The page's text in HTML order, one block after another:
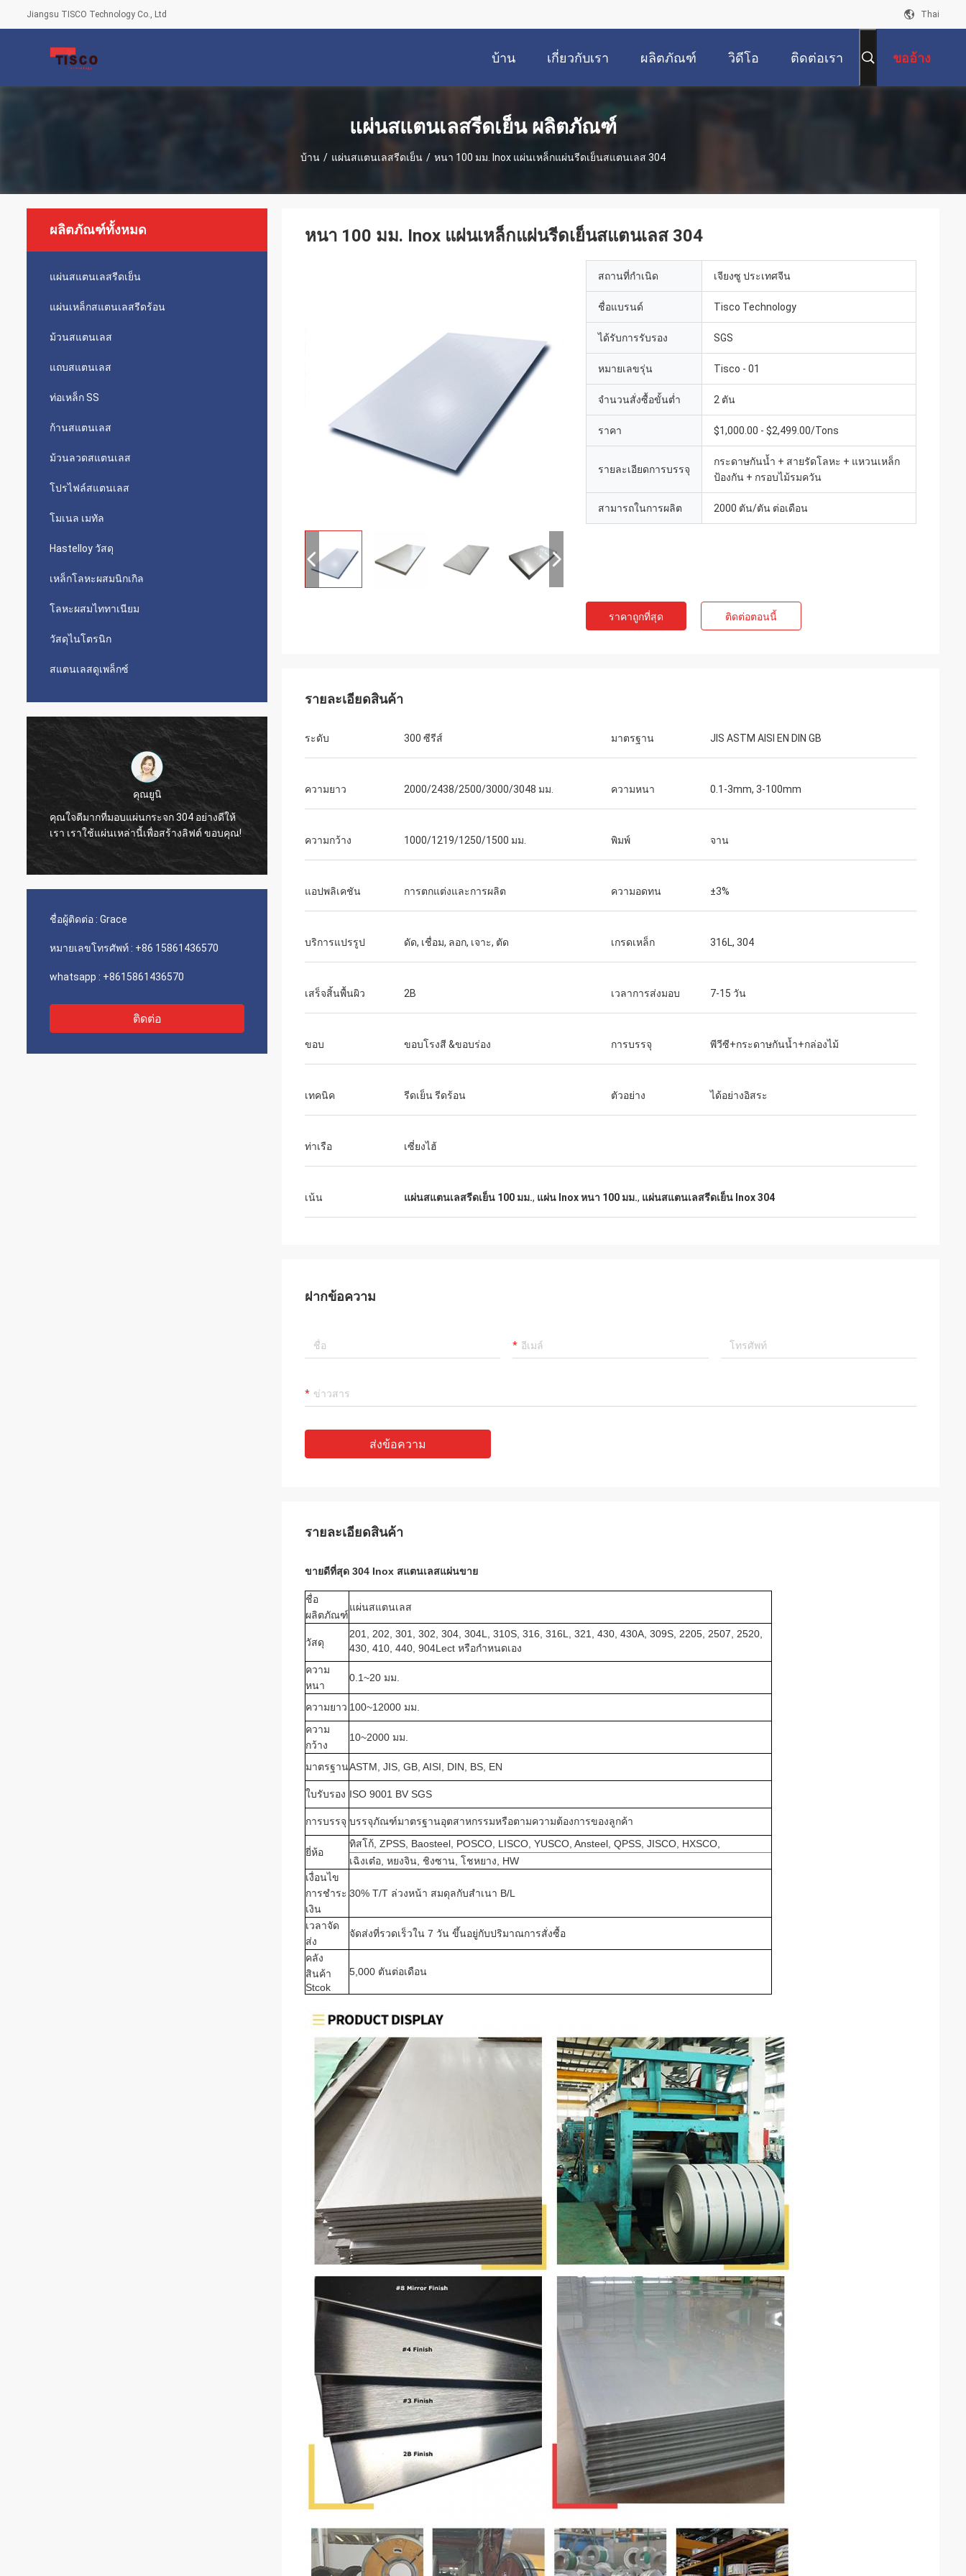
Jiangsu TISCO Technology Co., Ltd Thai
บ้าน เกี่ยวกับเรา ผลิตภัณฑ์ วิดีโอ ติดต่อเรา ขออ้าง
แผ่นสแตนเลสรีดเย็น ผลิตภัณฑ์
บ้าน / แผ่นสแตนเลสรีดเย็น / หนา 100 มม. Inox แผ่นเหล็กแผ่นรีดเย็นสแตนเลส 304
ผลิตภัณฑ์ทั้งหมด
แผ่นสแตนเลสรีดเย็น
แผ่นเหล็กสแตนเลสรีดร้อน
ม้วนสแตนเลส
แถบสแตนเลส
ท่อเหล็ก SS
ก้านสแตนเลส
ม้วนลวดสแตนเลส
โปรไฟล์สแตนเลส
โมเนล เมทัล
Hastelloy วัสดุ
เหล็กโลหะผสมนิกเกิล
โลหะผสมไททาเนียม
วัสดุไนโตรนิก
สแตนเลสดูเพล็กซ์
คุณยูนิ
คุณใจดีมากที่มอบแผ่นกระจก 304 อย่างดีให้
เรา เราใช้แผ่นเหล่านี้เพื่อสร้างลิฟต์ ขอบคุณ!
Diego Nemer
nice seamless pipes!
ชื่อผู้ติดต่อ : Grace
หมายเลขโทรศัพท์ : +86 15861436570
whatsapp : +8615861436570
ติดต่อ
หนา 100 มม. Inox แผ่นเหล็กแผ่นรีดเย็นสแตนเลส 304
สถานที่กำเนิด เจียงซู ประเทศจีน
ชื่อแบรนด์ Tisco Technology
ได้รับการรับรอง SGS
หมายเลขรุ่น Tisco - 01
จำนวนสั่งซื้อขั้นต่ำ 2 ตัน
ราคา $1,000.00 - $2,499.00/Tons
รายละเอียดการบรรจุ
กระดาษกันน้ำ + สายรัดโลหะ + แหวนเหล็ก
ป้องกัน + กรอบไม้รมควัน
สามารถในการผลิต 2000 ตัน/ตัน ต่อเดือน
ราคาถูกที่สุด ติดต่อตอนนี้
รายละเอียดสินค้า
ระดับ 300 ซีรีส์ มาตรฐาน JIS ASTM AISI EN DIN GB
ความยาว 2000/2438/2500/3000/3048 มม. ความหนา 0.1-3mm, 3-100mm
ความกว้าง 1000/1219/1250/1500 มม. พิมพ์ จาน
แอปพลิเคชัน การตกแต่งและการผลิต ความอดทน ±3%
บริการแปรรูป ดัด, เชื่อม, ลอก, เจาะ, ตัด เกรดเหล็ก 316L, 304
เสร็จสิ้นพื้นผิว 2B เวลาการส่งมอบ 7-15 วัน
ขอบ ขอบโรงสี &ขอบร่อง การบรรจุ พีวีซี+กระดาษกันน้ำ+กล่องไม้
เทคนิค รีดเย็น รีดร้อน ตัวอย่าง ได้อย่างอิสระ
ท่าเรือ เซี่ยงไฮ้
เน้น แผ่นสแตนเลสรีดเย็น 100 มม., แผ่น Inox หนา 100 มม., แผ่นสแตนเลสรีดเย็น Inox 304
ฝากข้อความ
ส่งข้อความ
รายละเอียดสินค้า
ขายดีที่สุด 304 Inox สแตนเลสแผ่นขาย
ชื่อ
ผลิตภัณฑ์
แผ่นสแตนเลส
วัสดุ
201, 202, 301, 302, 304, 304L, 310S, 316, 316L, 321, 430, 430A, 309S, 2205, 2507, 2520,
430, 410, 440, 904Lect หรือกำหนดเอง
ความ
หนา
0.1~20 มม.
ความยาว 100~12000 มม.
ความ
กว้าง
10~2000 มม.
มาตรฐานASTM, JIS, GB, AISI, DIN, BS, EN
ใบรับรอง ISO 9001 BV SGS
การบรรจุ บรรจุภัณฑ์มาตรฐานอุตสาหกรรมหรือตามความต้องการของลูกค้า
ยี่ห้อ
ทิสโก้, ZPSS, Baosteel, POSCO, LISCO, YUSCO, Ansteel, QPSS, JISCO, HXSCO,
เฉิงเต๋อ, หยงจิน, ชิงซาน, โชหยาง, HW
เงื่อนไข
การชำระ
เงิน
30% T/T ล่วงหน้า สมดุลกับสำเนา B/L
เวลาจัด
ส่ง
จัดส่งที่รวดเร็วใน 7 วัน ขึ้นอยู่กับปริมาณการสั่งซื้อ
คลัง
สินค้า
Stcok
5,000 ตันต่อเดือน